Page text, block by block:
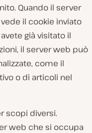
Quando il server
il cookie inviato
già visitato il
il server web può
come il
o di articoli nel
scopi diversi.
web che si occupa